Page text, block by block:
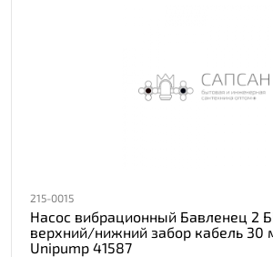
215-0015
Насос вибрационный Бавленец 2
верхний/нижний забор кабель 30
Unipump 41587